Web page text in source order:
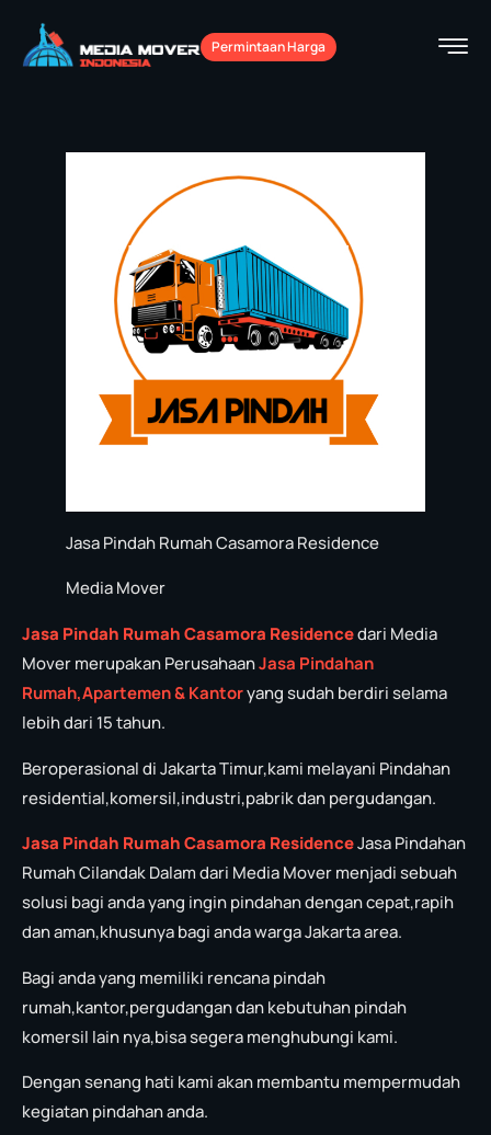
Permintaan Harga
Jasa Pindah Rumah Casamora Residence
Media Mover
Jasa Pindah Rumah Casamora Residencedari Media
Mover merupakan PerusahaanJasa Pindahan
Rumah,Apartemen & Kantoryang sudah berdiri selama
lebih dari 15 tahun.
Beroperasional di Jakarta Timur,kami melayani Pindahan
residential,komersil,industri,pabrik dan pergudangan.
Jasa Pindah Rumah Casamora ResidenceJasa Pindahan
Rumah Cilandak Dalam dari Media Mover menjadi sebuah
solusi bagi anda yang ingin pindahan dengan cepat,rapih
dan aman,khusunya bagi anda warga Jakarta area.
Bagi anda yang memiliki rencana pindah
rumah,kantor,pergudangan dan kebutuhan pindah
komersil lain nya,bisa segera menghubungi kami.
Dengan senang hati kami akan membantu mempermudah
kegiatan pindahan anda.